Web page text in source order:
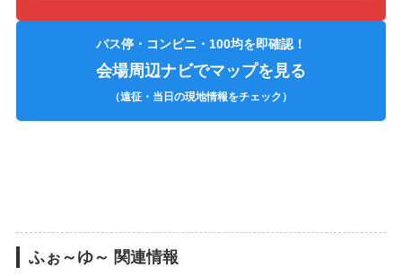
バス停・コンビニ・100均を即確認！
会場周辺ナビでマップを見る
（遠征・当日の現地情報をチェック）
ふぉ～ゆ～ 関連情報